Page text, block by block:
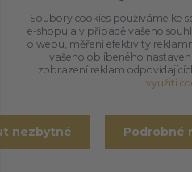
umbragon@email.cz
Soubory cookies používáme ke
e-shopu a v případě vašeho
o webu, měření efektivity
vašeho oblíbeného
zobrazení reklam
využití
nezbytné Podrobné